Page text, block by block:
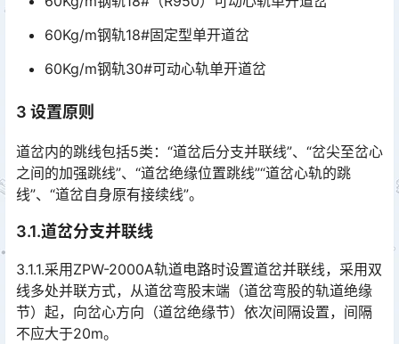
60Kg/m钢轨18#固定型单开道岔
60Kg/m钢轨30#可动心轨单开道岔
3 设置原则
道岔内的跳线包括5类：“道岔后分支并联线”、“岔尖至岔心
之间的加强跳线”、“道岔绝缘位置跳线”“道岔心轨的跳
线”、“道岔自身原有接续线”。
3.1.道岔分支并联线
3.1.1.采用ZPW-2000A轨道电路时设置道岔并联线，采用双
线多处并联方式，从道岔弯股末端（道岔弯股的轨道绝缘
节）起，向岔心方向（道岔绝缘节）依次间隔设置，间隔
不应大于20m。󠅅󠅃󠄵󠅂󠄪󠇖󠆨󠆨󠇕󠆞󠆒󠅬󠇘󠆭󠆘󠇙󠆝󠅵󠇗󠆭󠆁󠄐󠇗󠅹󠅸󠇖󠆍󠅳󠇖󠅹󠅰󠇖󠆌󠅹